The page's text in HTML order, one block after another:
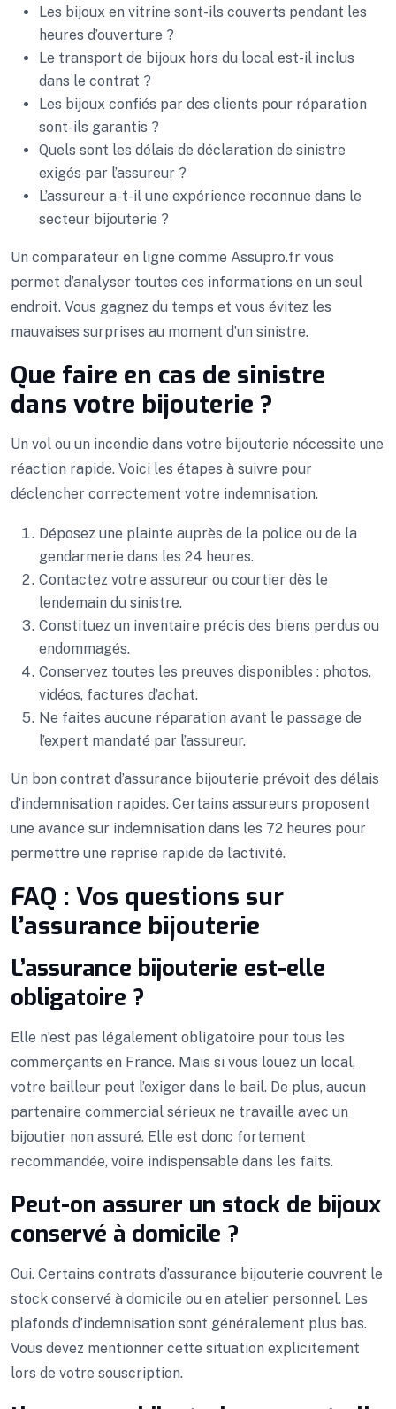
Les bijoux en vitrine sont-ils couverts pendant les
heures d’ouverture ?
Le transport de bijoux hors du local est-il inclus
dans le contrat ?
Les bijoux confiés par des clients pour réparation
sont-ils garantis ?
Quels sont les délais de déclaration de sinistre
exigés par l’assureur ?
L’assureur a-t-il une expérience reconnue dans le
secteur bijouterie ?
Un comparateur en ligne comme Assupro.fr vous
permet d’analyser toutes ces informations en un seul
endroit. Vous gagnez du temps et vous évitez les
mauvaises surprises au moment d’un sinistre.
Que faire en cas de sinistre
dans votre bijouterie ?
Un vol ou un incendie dans votre bijouterie nécessite une
réaction rapide. Voici les étapes à suivre pour
déclencher correctement votre indemnisation.
Déposez une plainte auprès de la police ou de la
gendarmerie dans les 24 heures.
Contactez votre assureur ou courtier dès le
lendemain du sinistre.
Constituez un inventaire précis des biens perdus ou
endommagés.
Conservez toutes les preuves disponibles : photos,
vidéos, factures d’achat.
Ne faites aucune réparation avant le passage de
l’expert mandaté par l’assureur.
Un bon contrat d’assurance bijouterie prévoit des délais
d’indemnisation rapides. Certains assureurs proposent
une avance sur indemnisation dans les 72 heures pour
permettre une reprise rapide de l’activité.
FAQ : Vos questions sur
l’assurance bijouterie
L’assurance bijouterie est-elle
obligatoire ?
Elle n’est pas légalement obligatoire pour tous les
commerçants en France. Mais si vous louez un local,
votre bailleur peut l’exiger dans le bail. De plus, aucun
partenaire commercial sérieux ne travaille avec un
bijoutier non assuré. Elle est donc fortement
recommandée, voire indispensable dans les faits.
Peut-on assurer un stock de bijoux
conservé à domicile ?
Oui. Certains contrats d’assurance bijouterie couvrent le
stock conservé à domicile ou en atelier personnel. Les
plafonds d’indemnisation sont généralement plus bas.
Vous devez mentionner cette situation explicitement
lors de votre souscription.